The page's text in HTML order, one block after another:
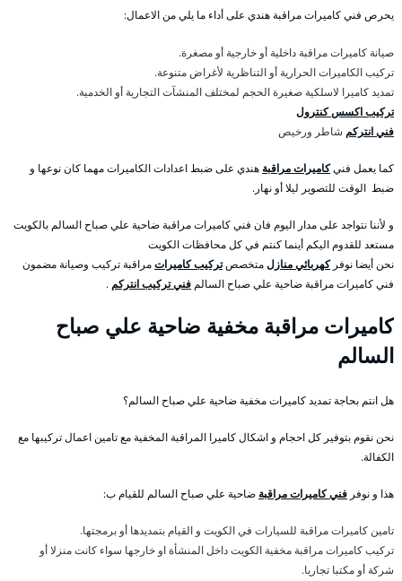
يحرص فني كاميرات مراقبة هندي على أداء ما يلي من الاعمال:
صيانة كاميرات مراقبة داخلية أو خارجية أو مصغرة.
تركيب الكاميرات الحرارية أو التناظرية لأغراض متنوعة.
تمديد كاميرا لاسلكية صغيرة الحجم لمختلف المنشآت التجارية أو الخدمية.
تركيب اكسس كنترول
فني انتركم شاطر ورخيص
كما يعمل فنيكاميرات مراقبة هندي على ضبط اعدادات الكاميرات مهما كان نوعها و
ضبط الوقت للتصوير ليلا أو نهار.
و لأننا نتواجد على مدار اليوم فان فني كاميرات مراقبة ضاحية علي صباح السالم بالكويت
مستعد للقدوم اليكم أينما كنتم في كل محافظات الكويت
نحن أيضا نوفركهربائي منازلمتخصصتركيب كاميراتمراقبة تركيب وصيانة مضمون
فني كاميرات مراقبة ضاحية علي صباح السالم فني تركيب انتركم .
كاميرات مراقبة مخفية ضاحية علي صباح
السالم
هل انتم بحاجة تمديد كاميرات مخفية ضاحية علي صباح السالم؟
نحن نقوم بتوفير كل احجام و اشكال كاميرا المراقبة المخفية مع تامين اعمال تركيبها مع
الكفالة.
هذا و نوفر فني كاميرات مراقبة ضاحية علي صباح السالم للقيام ب:
تامين كاميرات مراقبة للسيارات في الكويت و القيام بتمديدها أو برمجتها.
تركيب كاميرات مراقبة مخفية الكويت داخل المنشأة او خارجها سواء كانت منزلا أو
شركة أو مكتبا تجاريا.